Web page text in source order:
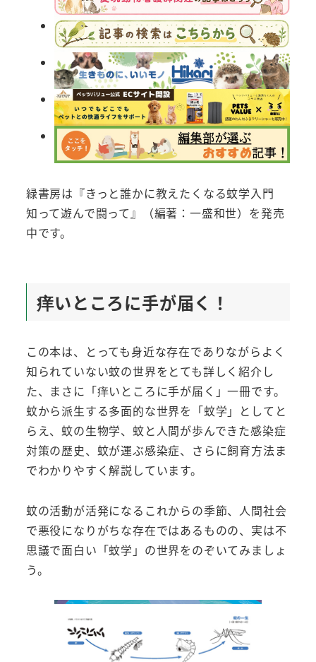
緑書房は『きっと誰かに教えたくなる蚊学入門
知って遊んで闘って』（編著：一盛和世）を発売
中です。
痒いところに手が届く！
この本は、とっても身近な存在でありながらよく
知られていない蚊の世界をとても詳しく紹介し
た、まさに「痒いところに手が届く」一冊です。
蚊から派生する多面的な世界を「蚊学」としてと
らえ、蚊の生物学、蚊と人間が歩んできた感染症
対策の歴史、蚊が運ぶ感染症、さらに飼育方法ま
でわかりやすく解説しています。
蚊の活動が活発になるこれからの季節、人間社会
で悪役になりがちな存在ではあるものの、実は不
思議で面白い「蚊学」の世界をのぞいてみましょ
う。